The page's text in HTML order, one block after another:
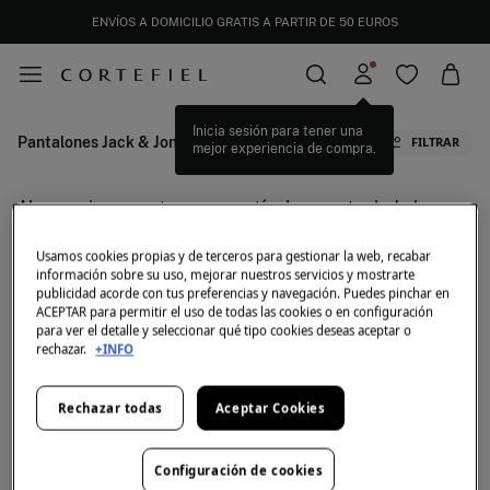
ENVÍOS A DOMICILIO GRATIS A PARTIR DE 50 EUROS
Inicia sesión para tener una
mejor experiencia de compra.
Pantalones Jack & Jones FILTRAR
Ahora mismo no tenemos artículos en stock de la
Pero no te preocupes, tenemos un montón de
artículos que pueden ser tuyos.
Pantalones Jack & Jones Una amplia gama de estilos y tonalidades.
Marcas de Pantalones de hombre Primavera Verano
Pantalones Dockers de Hombre
Pantalones Chinos Dockers de Hombre
Pantalones Silbon de Hombre
Pantalones Cortos Pedro Del Hierro
Usamos cookies propias y de terceros para gestionar la web, recabar
información sobre su uso, mejorar nuestros servicios y mostrarte
publicidad acorde con tus preferencias y navegación. Puedes pinchar en
ACEPTAR para permitir el uso de todas las cookies o en configuración
para ver el detalle y seleccionar qué tipo cookies deseas aceptar o
rechazar. +INFO
Rechazar todas Aceptar Cookies
Configuración de cookies